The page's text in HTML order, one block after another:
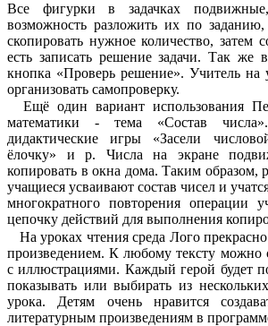
Все фигурки в задачках
возможность разложить их по заданию,
скопировать нужное количество, затем
есть записать решение задачи. Так же
кнопка «Проверь решение». Учитель на
организовать самопроверку.
Ещё один вариант использования
математики - тема «Состав
дидактические игры «Засели
ёлочку» и р. Числа на экране
копировать в окна дома. Таким образом,
учащиеся усваивают состав чисел и
многократного повторения операции
цепочку действий для выполнения
На уроках чтения среда Лого
произведением. К любому тексту можно
с иллюстрациями. Каждый герой будет
показывать или выбирать из
урока. Детям очень нравится
литературным произведениям в